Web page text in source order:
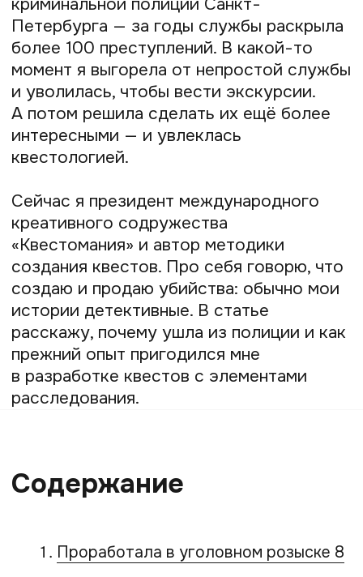
Содержание
Проработала в уголовном розыске 8
Ушла из убойного отдела, чтобы
вести экскурсии
Уехала в Словению и окунулась в мир
Разработала авторскую методику
по созданию настоящего квеста
Как я понимаю настоящие квесты
Учу создавать увлекательные квесты,
которые приносят ведущему от 300
до 500 евро за одну игру
Нашла способ законно принимать
оплаты от учеников
Открыла международное креативное
содружество «Квестомания», чтобы
масштабировать свой проект
Проработала
в уголовном розыске 8
Я мечтала стать оперативником с тех